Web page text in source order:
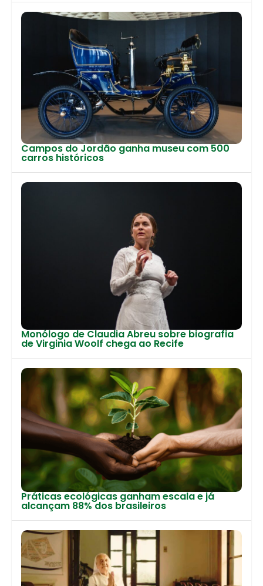
Campos do Jordão ganha museu com 500
carros históricos
Monólogo de Claudia Abreu sobre biografia
de Virginia Woolf chega ao Recife
Práticas ecológicas ganham escala e já
alcançam 88% dos brasileiros